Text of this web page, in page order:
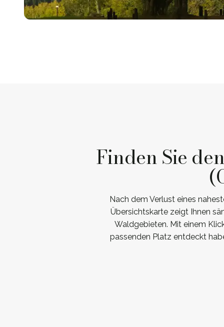
Finden Sie
Nach dem Verlust eines
Übersichtskarte zeigt Ihnen
Waldgebieten. Mit einem
passenden Platz entdeckt